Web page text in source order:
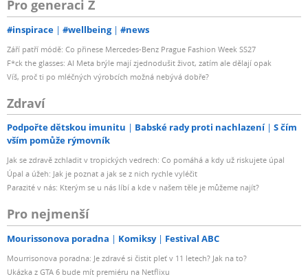
Pro generaci Z
#inspirace #wellbeing #news
Září patří módě: Co přinese Mercedes-Benz Prague Fashion Week SS27
F*ck the glasses: AI Meta brýle mají zjednodušit život, zatím ale dělají opak
Víš, proč ti po mléčných výrobcích možná nebývá dobře?
Zdraví
Podpořte dětskou imunitu Babské rady proti nachlazení
S čím
vším pomůže rýmovník
Jak se zdravě zchladit v tropických vedrech: Co pomáhá a kdy už riskujete úpal
Úpal a úžeh: Jak je poznat a jak se z nich rychle vyléčit
Parazité v nás: Kterým se u nás líbí a kde v našem těle je můžeme najít?
Pro nejmenší
Mourissonova poradna Komiksy Festival ABC
Mourrisonova poradna: Je zdravé si čistit pleť v 11 letech? Jak na to?
Ukázka z GTA 6 bude mít premiéru na Netflixu